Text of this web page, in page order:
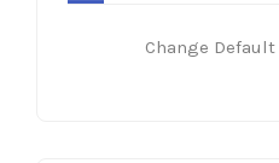
Change